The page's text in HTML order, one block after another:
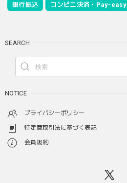
銀行振込 コンビニ決済・Pay-easy
SEARCH
NOTICE
プライバシーポリシー
特定商取引法に基づく表記
会員規約